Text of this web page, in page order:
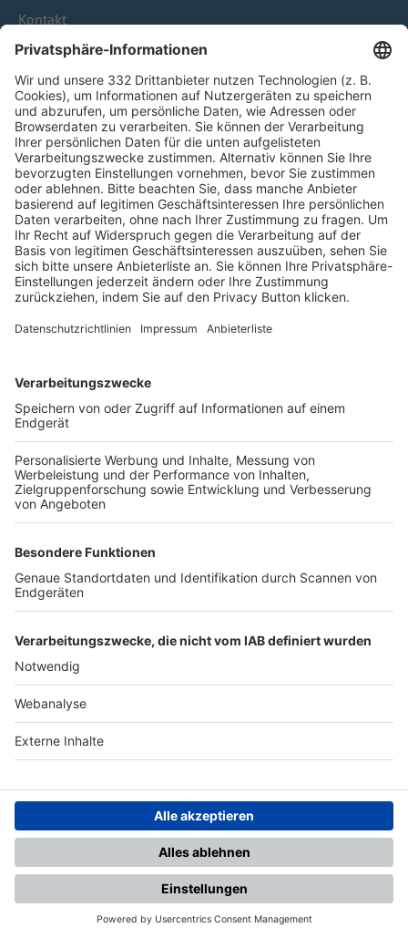
Kontakt
HÄUFIG BESUCHTE SEITEN
Pässe und Vereinswechsel
Trainerausbildung
Schulungsangebot Vereinsmitarbeiter
BFV-Geschäftsstellen
Trainerbörse
Login SpielPlus
FOLGE DEM BFV
TOP-VEREINE
TOP-PARTNER
Nutzungsbedingungen Datenschutz Impressum